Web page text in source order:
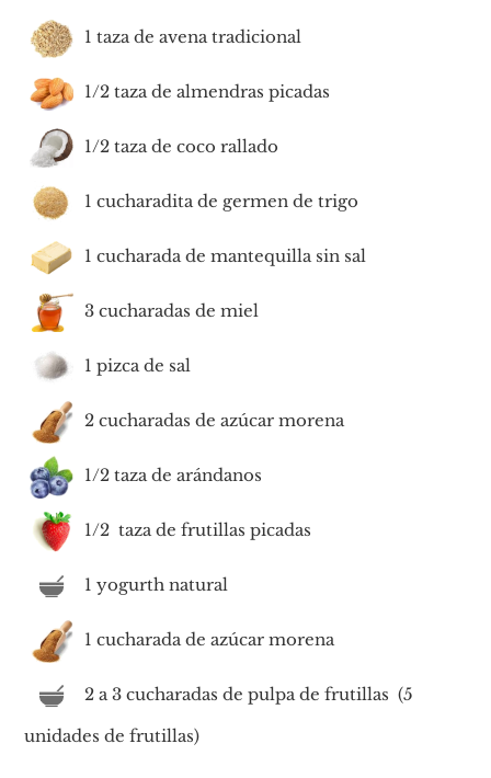
1 taza de avena tradicional
1/2 taza de almendras picadas
1/2 taza de coco rallado
1 cucharadita de germen de trigo
1 cucharada de mantequilla sin sal
3 cucharadas de miel
1 pizca de sal
2 cucharadas de azúcar morena
1/2 taza de arándanos
1/2 taza de frutillas picadas
1 yogurth natural
1 cucharada de azúcar morena
2 a 3 cucharadas de pulpa de frutillas (5
unidades de frutillas)